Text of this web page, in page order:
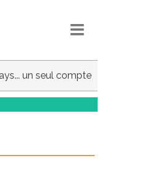
un seul compte